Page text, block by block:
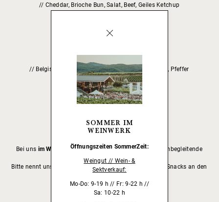
SOMMER IM
WEINWERK
Öffnungszeiten SommerZeit:
Weingut // Wein- &
Sektverkauf:
Mo-Do: 9-19 h // Fr: 9-22 h //
Sa: 10-22 h
// Cheddar, Brioche Bun, Salat, Beef, Geiles Ketchup
// Belgische Fritten mit Käse, Trüffelcreme, Peterle, Pfeffer
Natur mit Meersalz– 6 €
// Salz, Ketchup / Mayo
Bei uns im WEINWERKgibt esan den Thekennoch weinbegleitende
Kleinigkeiten.
Bitte nennt uns eure
Tischummer– wir bringen euch die Snacks an den
KNABBEREIEN